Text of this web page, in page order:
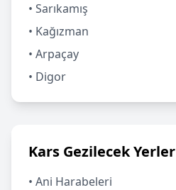
• Sarıkamış
• Kağızman
• Arpaçay
• Digor
Kars Gezilecek Yerler
• Ani Harabeleri